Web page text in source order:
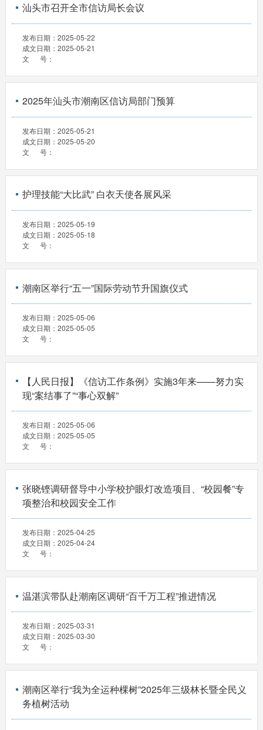
汕头市召开全市信访局长会议
发布日期： 2025-05-22
成文日期： 2025-05-21
文 号：
2025年汕头市潮南区信访局部门预算
发布日期： 2025-05-21
成文日期： 2025-05-20
文 号：
护理技能“大比武” 白衣天使各展风采
发布日期： 2025-05-19
成文日期： 2025-05-18
文 号：
潮南区举行“五一”国际劳动节升国旗仪式
发布日期： 2025-05-06
成文日期： 2025-05-05
文 号：
【人民日报】《信访工作条例》实施3年来——努力实
现“案结事了”“事心双解”
发布日期： 2025-05-06
成文日期： 2025-05-05
文 号：
张晓铿调研督导中小学校护眼灯改造项目、“校园餐”专
项整治和校园安全工作
发布日期： 2025-04-25
成文日期： 2025-04-24
文 号：
温湛滨带队赴潮南区调研“百千万工程”推进情况
发布日期： 2025-03-31
成文日期： 2025-03-30
文 号：
潮南区举行“我为全运种棵树”2025年三级林长暨全民义
务植树活动